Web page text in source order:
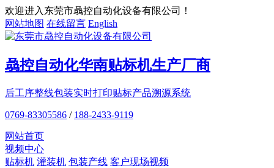
欢迎进入东莞市骉控自动化设备有限公司！
网站地图 在线留言 English
骉控自动化华南贴标机生产厂商
后工序整线包装实时打印贴标产品溯源系统
0769-83305586 / 188-2433-9119
网站首页
视频中心
贴标机 灌装机 包装产线 客户现场视频